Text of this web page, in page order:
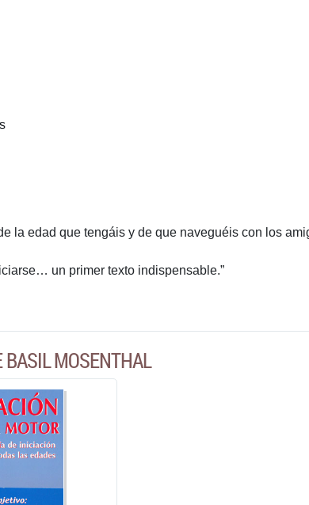
la edad que tengáis y de que naveguéis con los
un primer texto indispensable.”
BASIL MOSENTHAL